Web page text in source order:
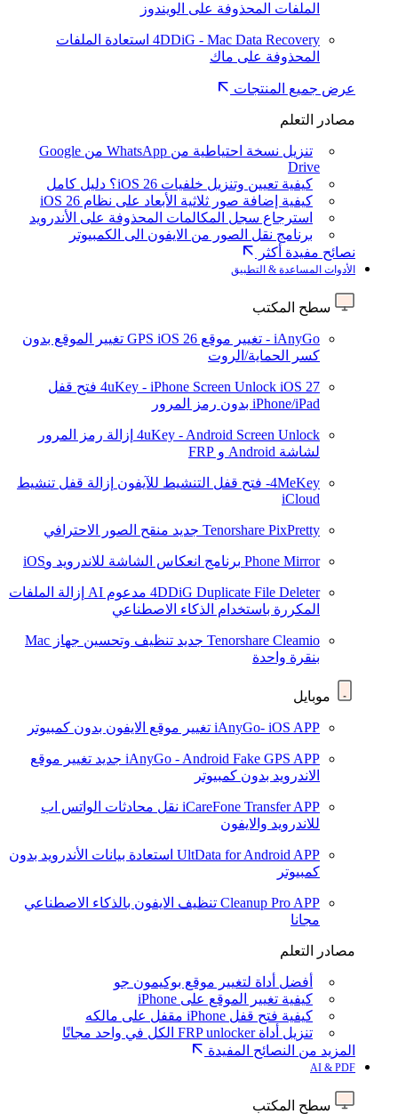
الملفات المحذوفة على الويندوز
4DDiG - Mac Data Recovery استعادة الملفات
المحذوفة على ماك
عرض جميع المنتجات
مصادر التعلم
تنزيل نسخة احتياطية من WhatsApp من Google
Drive
كيفية تعيين وتنزيل خلفيات iOS 26؟ دليل كامل
كيفية إضافة صور ثلاثية الأبعاد على نظام iOS 26
استرجاع سجل المكالمات المحذوفة على الأندرويد
برنامج نقل الصور من الايفون الى الكمبيوتر
نصائح مفيدة أكثر
الأدوات المساعدة & التطبيق
سطح المكتب
iAnyGo - تغيير موقع GPS iOS 26
تغيير الموقع بدون
كسر الحماية/الروت
4uKey - iPhone Screen Unlock iOS 27
فتح قفل
iPhone/iPad بدون رمز المرور
4uKey - Android Screen Unlock إزالة رمز المرور
لشاشة Android و FRP
4MeKey- فتح قفل التنشيط للآيفون
إزالة قفل تنشيط
iCloud
Tenorshare PixPretty جديد منقح الصور الاحترافي
Phone Mirror برنامج انعكاس الشاشة للاندرويد وiOS
4DDiG Duplicate File Deleter مدعوم AI
إزالة الملفات
المكررة باستخدام الذكاء الاصطناعي
Tenorshare Cleamio جديد
تنظيف وتحسين جهاز Mac
بنقرة واحدة
موبايل
iAnyGo- iOS APP تغيير موقع الايفون بدون كمبيوتر
iAnyGo - Android Fake GPS APP جديد تغيير موقع
الاندرويد بدون كمبيوتر
iCareFone Transfer APP نقل محادثات الواتس اب
للاندرويد والايفون
UltData for Android APP استعادة بيانات الأندرويد بدون
كمبيوتر
Cleanup Pro APP تنظيف الايفون بالذكاء الاصطناعي
مجانا
مصادر التعلم
أفضل أداة لتغيير موقع بوكيمون جو
كيفية تغيير الموقع على iPhone
كيفية فتح قفل iPhone مقفل على مالكه
تنزيل أداة FRP unlocker الكل في واحد مجانًا
المزيد من النصائح المفيدة
AI & PDF
سطح المكتب